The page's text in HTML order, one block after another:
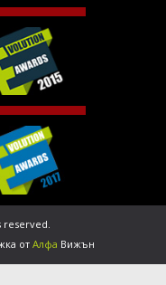
reserved.
от Алфа Вижън